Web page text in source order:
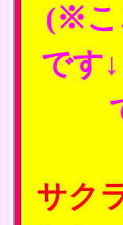
(※こ
です↓
サク